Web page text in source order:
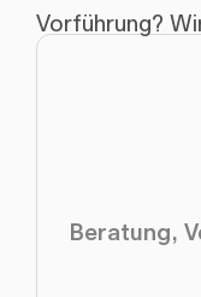
Vorführung?
Beratung,